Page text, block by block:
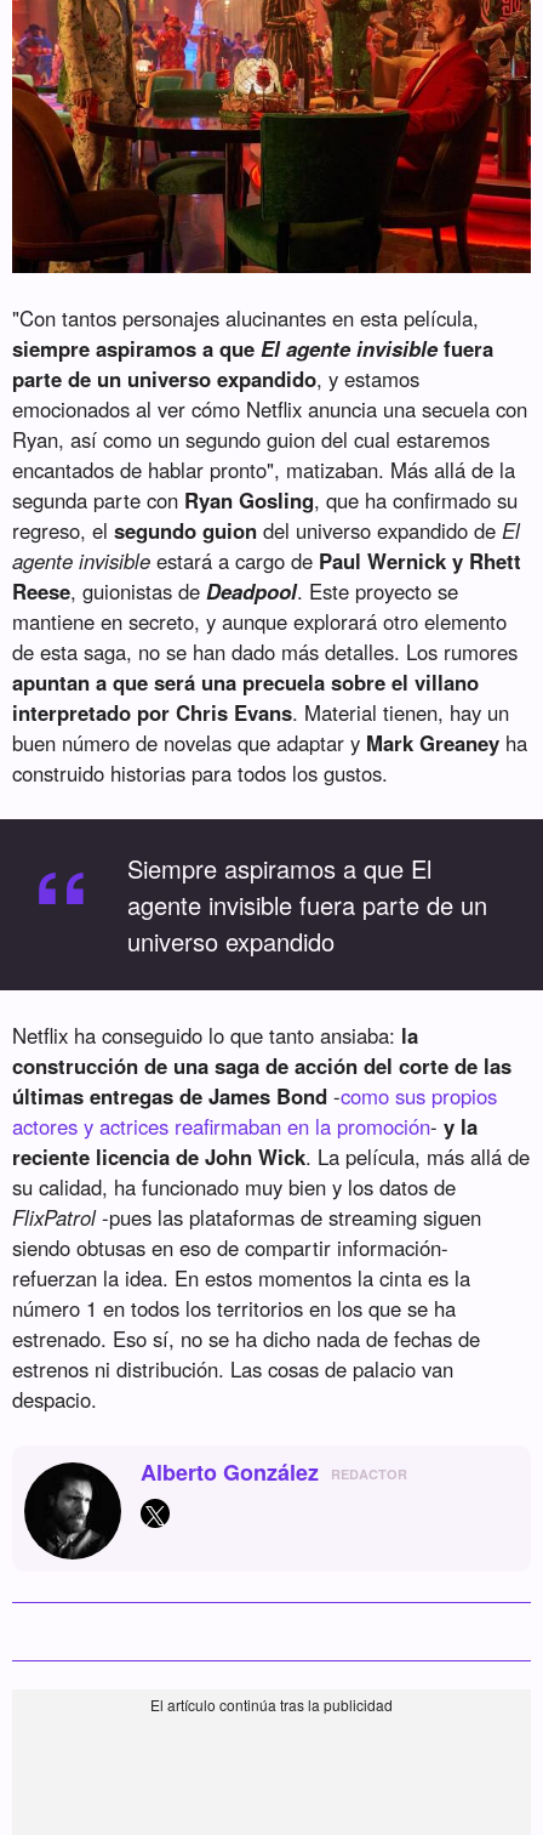
"Con tantos personajes alucinantes en esta película,
siempre aspiramos a queEl agente invisiblefuera
parte de un universo expandido, y estamos
emocionados al ver cómo Netflix anuncia una secuela con
Ryan, así como un segundo guion del cual estaremos
encantados de hablar pronto", matizaban. Más allá de la
segunda parte con Ryan Gosling, que ha confirmado su
regreso, elsegundo guion del universo expandido deEl
agente invisible estará a cargo de Paul Wernick y Rhett
Reese, guionistas deDeadpool. Este proyecto se
mantiene en secreto, y aunque explorará otro elemento
de esta saga, no se han dado más detalles. Los rumores
apuntan a que será una precuela sobre el villano
interpretado por Chris Evans. Material tienen, hay un
buen número de novelas que adaptar y Mark Greaney ha
construido historias para todos los gustos.
“
Siempre aspiramos a que El
agente invisible fuera parte de un
universo expandido
Netflix ha conseguido lo que tanto ansiaba: la
construcción de una saga de acción del corte de las
últimas entregas de James Bond -como sus propios
actores y actrices reafirmaban en la promoción-y la
reciente licencia de John Wick. La película, más allá de
su calidad, ha funcionado muy bien y los datos de
FlixPatrol-pues las plataformas de streaming siguen
siendo obtusas en eso de compartir información-
refuerzan la idea. En estos momentos la cinta es la
número 1 en todos los territorios en los que se ha
estrenado. Eso sí, no se ha dicho nada de fechas de
estrenos ni distribución. Las cosas de palacio van
despacio.
Alberto González REDACTOR